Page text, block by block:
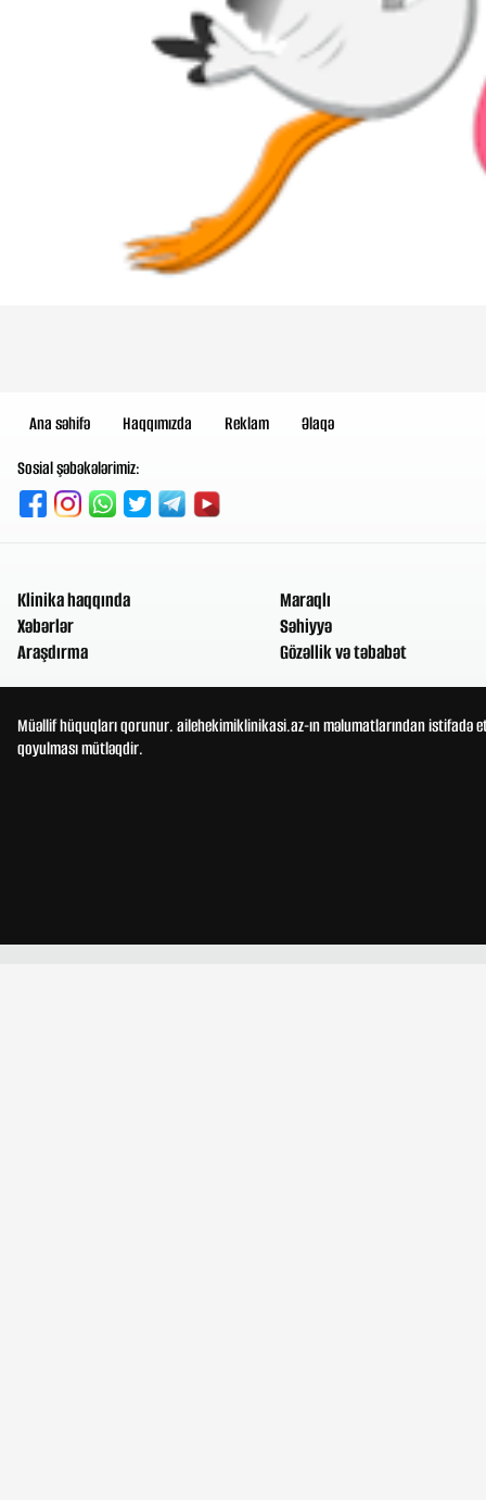
Ana səhifə Haqqımızda Reklam
Əlaqə
Sosial şəbəkələrimiz:
Klinika haqqında
Xəbərlər
Araşdırma
Maraqlı
Səhiyyə
Gözəllik və təbabət
Müəllif hüquqları qorunur. ailehekimiklinikasi.az-ın məlumatlarından
qoyulması mütləqdir.